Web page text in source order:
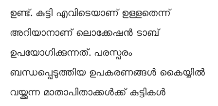
ഉണ്ട്. കുട്ടി എവിടെയാണ് ഉള്ളതെന്ന്
അറിയാനാണ് ലൊക്കേഷൻ ടാബ്
ഉപയോഗിക്കുന്നത്. പരസ്പരം
ബന്ധപ്പെടുത്തിയ ഉപകരണങ്ങൾ കൈയ്യിൽ
വയ്ക്കുന്ന മാതാപിതാക്കൾക്ക് കുട്ടികൾ